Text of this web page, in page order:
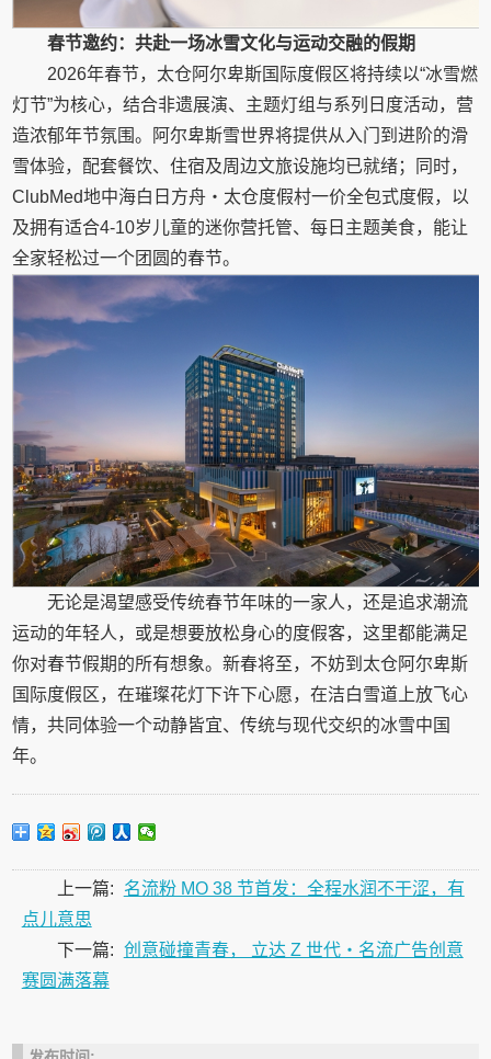
春节邀约：共赴一场冰雪文化与运动交融的假期
2026年春节，太仓阿尔卑斯国际度假区将持续以“冰雪燃
灯节”为核心，结合非遗展演、主题灯组与系列日度活动，营
造浓郁年节氛围。阿尔卑斯雪世界将提供从入门到进阶的滑
雪体验，配套餐饮、住宿及周边文旅设施均已就绪；同时，
ClubMed地中海白日方舟・太仓度假村一价全包式度假，以
及拥有适合4-10岁儿童的迷你营托管、每日主题美食，能让
全家轻松过一个团圆的春节。
无论是渴望感受传统春节年味的一家人，还是追求潮流
运动的年轻人，或是想要放松身心的度假客，这里都能满足
你对春节假期的所有想象。新春将至，不妨到太仓阿尔卑斯
国际度假区，在璀璨花灯下许下心愿，在洁白雪道上放飞心
情，共同体验一个动静皆宜、传统与现代交织的冰雪中国
年。
上一篇:
名流粉 MO 38 节首发：全程水润不干涩，有
点儿意思
下一篇: 创意碰撞青春， 立达 Z 世代・名流广告创意
赛圆满落幕